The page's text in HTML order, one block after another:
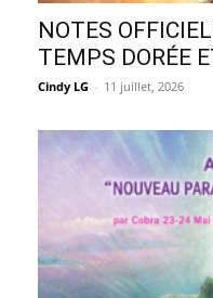
NOTES
TEMPS DORÉE
Cindy LG - 11 juillet, 2026